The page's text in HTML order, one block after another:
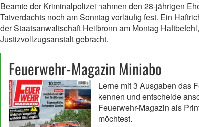
Beamte der Kriminalpolizei nahmen den 28-jährigen
Tatverdachts noch am Sonntag vorläufig fest. Ein
der Staatsanwaltschaft Heilbronn am Montag
Justizvollzugsanstalt gebracht.
Feuerwehr-Magazin Miniabo
Lerne mit 3 Ausgaben das
kennen und entscheide
Feuerwehr-Magazin als
möchtest.